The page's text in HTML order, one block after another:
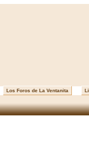
Los Foros de La Ventanita